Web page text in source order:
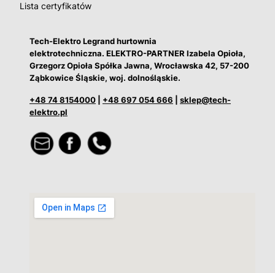
Lista certyfikatów
Tech-Elektro Legrand hurtownia
elektrotechniczna. ELEKTRO-PARTNER Izabela Opioła,
Grzegorz Opioła Spółka Jawna, Wrocławska 42, 57-200
Ząbkowice Śląskie, woj. dolnośląskie.
+48 74 8154000 +48 697 054 666
sklep@tech-
elektro.pl